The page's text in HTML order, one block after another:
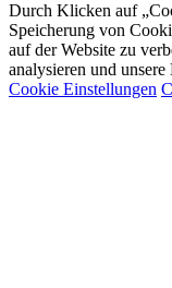
Durch Klicken auf
Speicherung von
auf der Website zu
analysieren und
Cookie Einstellungen